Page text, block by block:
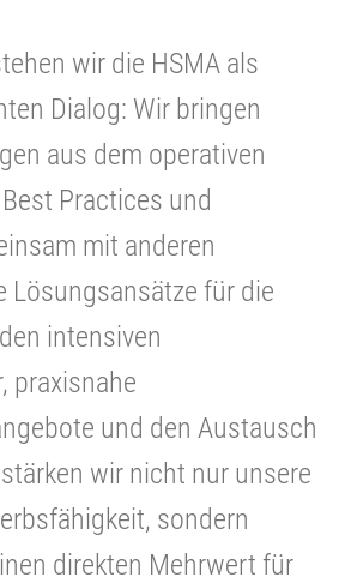
wir die HSMA als
Dialog: Wir bringen
aus dem operativen
Practices und
mit anderen
Lösungsansätze für die
intensiven
praxisnahe
und den Austausch
wir nicht nur unsere
sondern
direkten Mehrwert für